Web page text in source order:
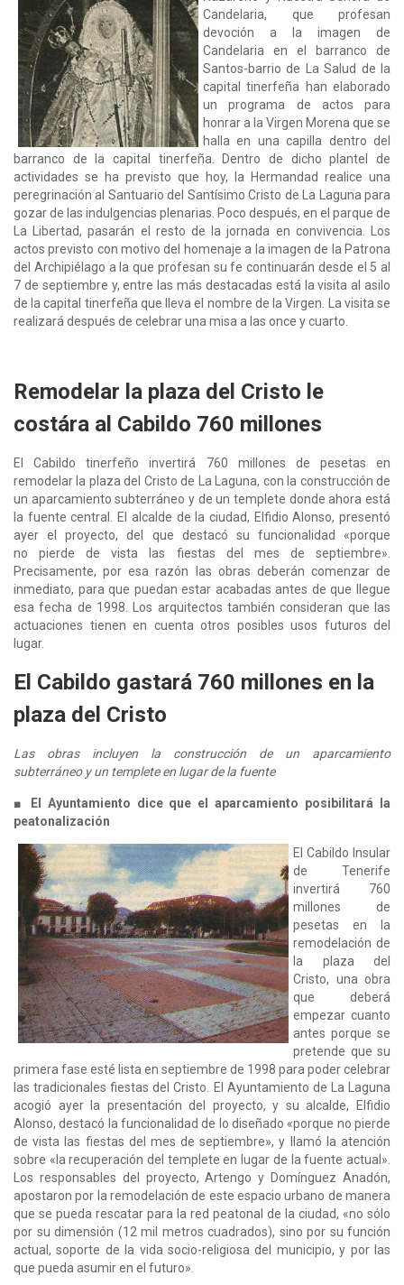
Candelaria, que profesan
devoción a la imagen de
Candelaria en el barranco de
Santos-barrio de La Salud de la
capital tinerfeña han elaborado
un programa de actos para
honrar a la Virgen Morena que se
halla en una capilla dentro del
barranco de la capital tinerfeña. Dentro de dicho plantel de
actividades se ha previsto que hoy, la Hermandad realice una
peregrinación al Santuario del Santísimo Cristo de La Laguna para
gozar de las indulgencias plenarias. Poco después, en el parque de
La Libertad, pasarán el resto de la jornada en convivencia. Los
actos previsto con motivo del homenaje a la imagen de la Patrona
del Archipiélago a la que profesan su fe continuarán desde el 5 al
7 de septiembre y, entre las más destacadas está la visita al asilo
de la capital tinerfeña que lleva el nombre de la Virgen. La visita se
realizará después de celebrar una misa a las once y cuarto.
Remodelar la plaza del Cristo le
costára al Cabildo 760 millones
El Cabildo tinerfeño invertirá 760 millones de pesetas en
remodelar la plaza del Cristo de La Laguna, con la construcción de
un aparcamiento subterráneo y de un templete donde ahora está
la fuente central. El alcalde de la ciudad, Elfidio Alonso, presentó
ayer el proyecto, del que destacó su funcionalidad «porque
no pierde de vista las fiestas del mes de septiembre».
Precisamente, por esa razón las obras deberán comenzar de
inmediato, para que puedan estar acabadas antes de que llegue
esa fecha de 1998. Los arquitectos también consideran que las
actuaciones tienen en cuenta otros posibles usos futuros del
lugar.
El Cabildo gastará 760 millones en la
plaza del Cristo
Las obras incluyen la construcción de un aparcamiento
subterráneo y un templete en lugar de la fuente
■ El Ayuntamiento dice que el aparcamiento posibilitará la
peatonalización
El Cabildo Insular
de Tenerife
invertirá 760
millones de
pesetas en la
remodelación de
la plaza del
Cristo, una obra
que deberá
empezar cuanto
antes porque se
pretende que su
primera fase esté lista en septiembre de 1998 para poder celebrar
las tradicionales fiestas del Cristo. El Ayuntamiento de La Laguna
acogió ayer la presentación del proyecto, y su alcalde, Elfidio
Alonso, destacó la funcionalidad de lo diseñado «porque no pierde
de vista las fiestas del mes de septiembre», y llamó la atención
sobre «la recuperación del templete en lugar de la fuente actual».
Los responsables del proyecto, Artengo y Domínguez Anadón,
apostaron por la remodelación de este espacio urbano de manera
que se pueda rescatar para la red peatonal de la ciudad, «no sólo
por su dimensión (12 mil metros cuadrados), sino por su función
actual, soporte de la vida socio-religiosa del municipio, y por las
que pueda asumir en el futuro».